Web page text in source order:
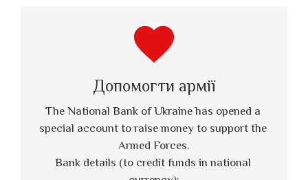
favorite
Допомогти армії
The National Bank of Ukraine has opened a
special account to raise money to support the
Armed Forces.
Bank details (to credit funds in national